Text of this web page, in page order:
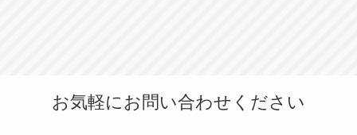
お気軽にお問い合わせください